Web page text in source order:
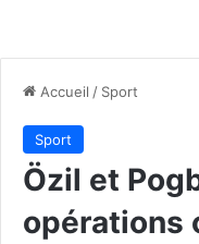
Accueil / Sport
Sport
Özil et
opérations